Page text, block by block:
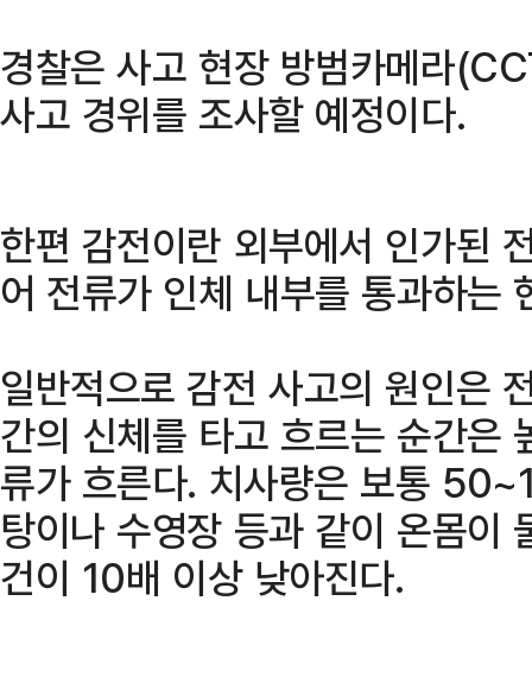
경찰은 사고 현장 방범카메라
사고 경위를 조사할 예정이다.
한편 감전이란 외부에서 인가된
어 전류가 인체 내부를 통과하는
일반적으로 감전 사고의 원인은
간의 신체를 타고 흐르는 순간은
류가 흐른다. 치사량은 보통
탕이나 수영장 등과 같이 온몸이
건이 10배 이상 낮아진다.